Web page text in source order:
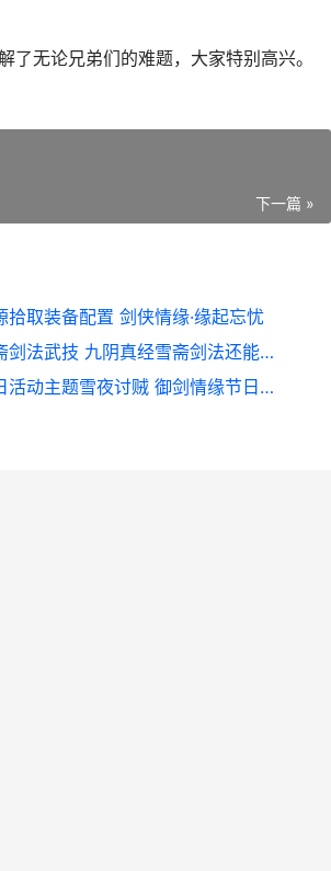
无论兄弟们的难题，大家特别高兴。
下一篇 »
拾取装备配置 剑侠情缘·缘起忘忧
九阴真经雪斋剑法武技 九阴真经雪斋剑法还能玩吗
御剑情缘节日活动主题雪夜讨贼 御剑情缘节日活动迷镜怎么做